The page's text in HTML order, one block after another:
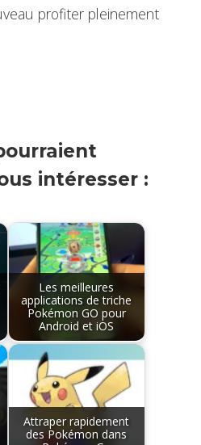
profiter pleinement
intéresser :
Les meilleures
applications de triche
Pokémon GO pour
Android et iOS
Attraper rapidement
des Pokémon dans